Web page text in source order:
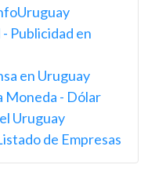
Publicidad en
en Uruguay
Moneda - Dólar
Uruguay
de Empresas